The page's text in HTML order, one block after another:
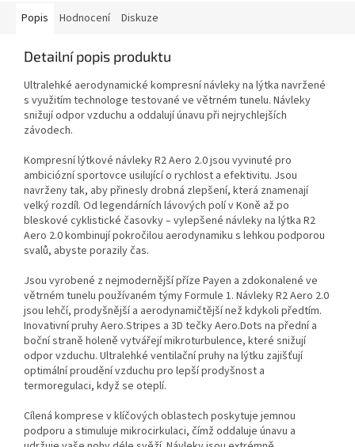
Popis Hodnocení Diskuze
Detailní popis produktu
Ultralehké aerodynamické kompresní návleky na lýtka navržené
s využitím technologe testované ve větrném tunelu. Návleky
snižují odpor vzduchu a oddalují únavu při nejrychlejších
závodech.
Kompresní lýtkové návleky R2 Aero 2.0 jsou vyvinuté pro
ambiciózní sportovce usilující o rychlost a efektivitu. Jsou
navrženy tak, aby přinesly drobná zlepšení, která znamenají
velký rozdíl. Od legendárních lávových polí v Koně až po
bleskové cyklistické časovky – vylepšené návleky na lýtka R2
Aero 2.0 kombinují pokročilou aerodynamiku s lehkou podporou
svalů, abyste porazily čas.
Jsou vyrobené z nejmodernější příze Payen a zdokonalené ve
větrném tunelu používaném týmy Formule 1. Návleky R2 Aero 2.0
jsou lehčí, prodyšnější a aerodynamičtější než kdykoli předtím.
Inovativní pruhy Aero.Stripes a 3D tečky Aero.Dots na přední a
boční straně holeně vytvářejí mikroturbulence, které snižují
odpor vzduchu. Ultralehké ventilační pruhy na lýtku zajišťují
optimální proudění vzduchu pro lepší prodyšnost a
termoregulaci, když se oteplí.
Cílená komprese v klíčových oblastech poskytuje jemnou
podporu a stimuluje mikrocirkulaci, čímž oddaluje únavu a